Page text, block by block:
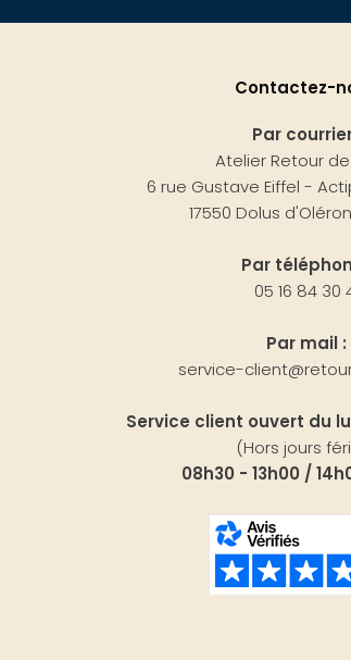
Contactez-
Par
Atelier Retour
6 rue Gustave Eiffel -
17550 Dolus
Par
05 16 84 30
Par mail :
service-
Service client ouvert du
(Hors jours
08h30 - 13h00 /